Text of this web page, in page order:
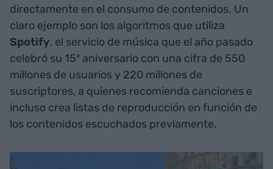
directamente en el consumo de contenidos. Un
claro ejemplo son los algoritmos que utiliza
Spotify, el servicio de música que el año pasado
celebró su 15º aniversario con una cifra de 550
millones de usuarios y 220 millones de
suscriptores, a quienes recomienda canciones e
incluso crea listas de reproducción en función de
los contenidos escuchados previamente.